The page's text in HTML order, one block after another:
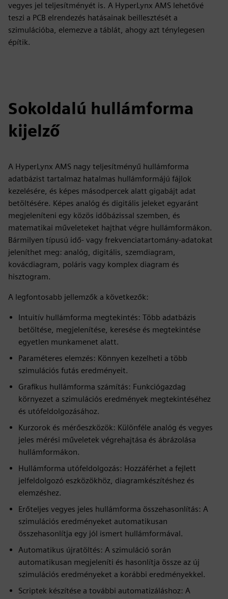
vegyes jel teljesítményét is. A HyperLynx AMS lehetővé
teszi a PCB elrendezés hatásainak beillesztését a
szimulációba, elemezve a táblát, ahogy azt ténylegesen
építik.
Sokoldalú hullámforma
kijelző
A HyperLynx AMS nagy teljesítményű hullámforma
adatbázist tartalmaz hatalmas hullámformájú fájlok
kezelésére, és képes másodpercek alatt gigabájt adat
betöltésére. Képes analóg és digitális jeleket egyaránt
megjeleníteni egy közös időbázissal szemben, és
matematikai műveleteket hajthat végre hullámformákon.
Bármilyen típusú idő- vagy frekvenciatartomány-adatokat
jeleníthet meg: analóg, digitális, szemdiagram,
kovácdiagram, poláris vagy komplex diagram és
hisztogram.
A legfontosabb jellemzők a következők:
Intuitív hullámforma megtekintés: Több adatbázis
betöltése, megjelenítése, keresése és megtekintése
egyetlen munkamenet alatt.
Paraméteres elemzés: Könnyen kezelheti a több
szimulációs futás eredményeit.
Grafikus hullámforma számítás: Funkciógazdag
környezet a szimulációs eredmények megtekintéséhez
és utófeldolgozásához.
Kurzorok és mérőeszközök: Különféle analóg és vegyes
jeles mérési műveletek végrehajtása és ábrázolása
hullámformákon.
Hullámforma utófeldolgozás: Hozzáférhet a fejlett
jelfeldolgozó eszközökhöz, diagramkészítéshez és
elemzéshez.
Erőteljes vegyes jeles hullámforma összehasonlítás: A
szimulációs eredményeket automatikusan
összehasonlítja egy jól ismert hullámformával.
Automatikus újratöltés: A szimuláció során
automatikusan megjeleníti és hasonlítja össze az új
szimulációs eredményeket a korábbi eredményekkel.
Scriptek készítése a további automatizáláshoz: A